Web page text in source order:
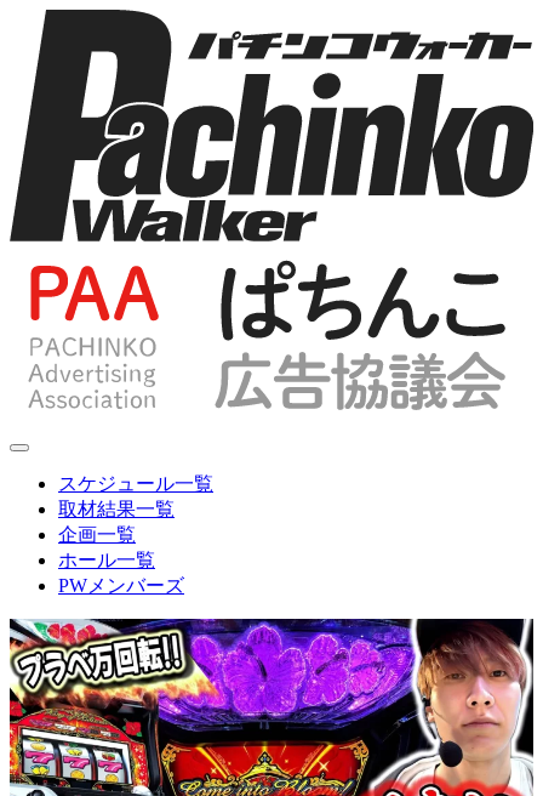
スケジュール一覧
取材結果一覧
企画一覧
ホール一覧
PWメンバーズ